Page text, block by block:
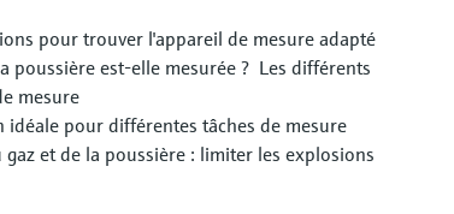
pour trouver l'appareil de mesure adapté
poussière est-elle mesurée ? Les différents
mesure
idéale pour différentes tâches de mesure
gaz et de la poussière : limiter les explosions